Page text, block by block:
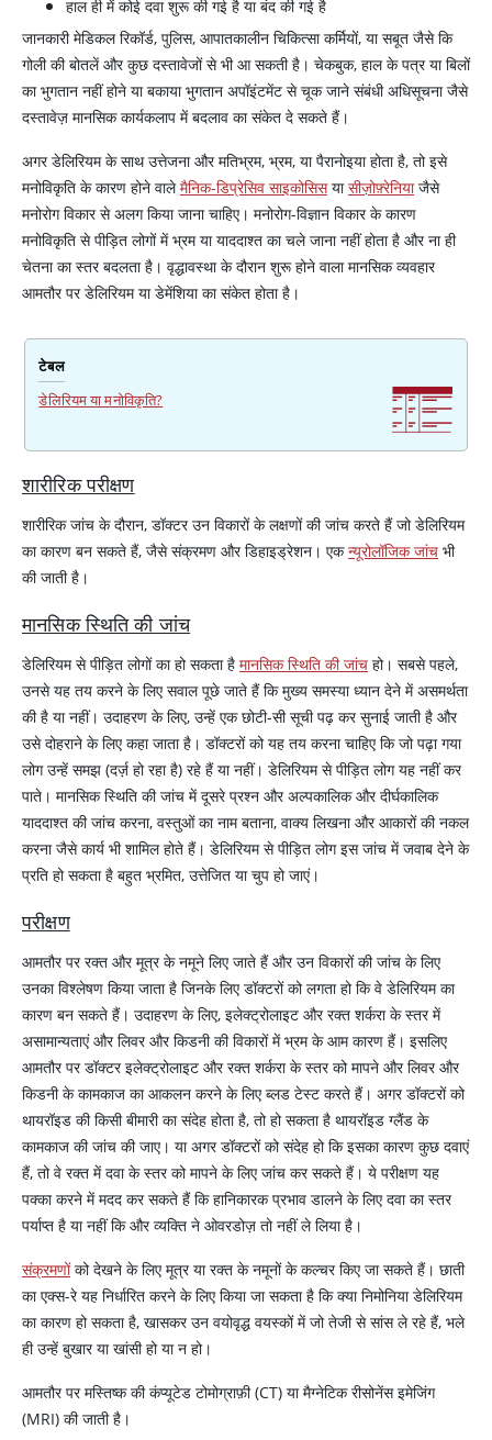
हाल ही में कोई दवा शुरू की गई है या बंद की गई है
जानकारी मेडिकल रिकॉर्ड, पुलिस, आपातकालीन चिकित्सा कर्मियों, या सबूत जैसे कि
गोली की बोतलें और कुछ दस्तावेजों से भी आ सकती है। चेकबुक, हाल के पत्र या बिलों
का भुगतान नहीं होने या बकाया भुगतान अपॉइंटमेंट से चूक जाने संबंधी अधिसूचना जैसे
दस्तावेज़ मानसिक कार्यकलाप में बदलाव का संकेत दे सकते हैं।
अगर डेलिरियम के साथ उत्तेजना और मतिभ्रम, भ्रम, या पैरानोइया होता है, तो इसे
मनोविकृति के कारण होने वालेमैनिक-डिप्रेसिव साइकोसिसयासीज़ोफ़्रेनियाजैसे
मनोरोग विकार से अलग किया जाना चाहिए। मनोरोग-विज्ञान विकार के कारण
मनोविकृति से पीड़ित लोगों में भ्रम या याददाश्त का चले जाना नहीं होता है और ना ही
चेतना का स्तर बदलता है। वृद्धावस्था के दौरान शुरू होने वाला मानसिक व्यवहार
आमतौर पर डेलिरियम या डेमेंशिया का संकेत होता है।
टेबल
डेलिरियम या मनोविकृति?
शारीरिक परीक्षण
शारीरिक जांच के दौरान, डॉक्टर उन विकारों के लक्षणों की जांच करते हैं जो डेलिरियम
का कारण बन सकते हैं, जैसे संक्रमण और डिहाइड्रेशन। एकन्यूरोलॉजिक जांच भी
की जाती है।
मानसिक स्थिति की जांच
डेलिरियम से पीड़ित लोगों का हो सकता है मानसिक स्थिति की जांच हो। सबसे पहले,
उनसे यह तय करने के लिए सवाल पूछे जाते हैं कि मुख्य समस्या ध्यान देने में असमर्थता
की है या नहीं। उदाहरण के लिए, उन्हें एक छोटी-सी सूची पढ़ कर सुनाई जाती है और
उसे दोहराने के लिए कहा जाता है। डॉक्टरों को यह तय करना चाहिए कि जो पढ़ा गया
लोग उन्हें समझ (दर्ज़ हो रहा है) रहे हैं या नहीं। डेलिरियम से पीड़ित लोग यह नहीं कर
पाते। मानसिक स्थिति की जांच में दूसरे प्रश्न और अल्पकालिक और दीर्घकालिक
याददाश्त की जांच करना, वस्तुओं का नाम बताना, वाक्य लिखना और आकारों की नकल
करना जैसे कार्य भी शामिल होते हैं। डेलिरियम से पीड़ित लोग इस जांच में जवाब देने के
प्रति हो सकता है बहुत भ्रमित, उत्तेजित या चुप हो जाएं।
परीक्षण
आमतौर पर रक्त और मूत्र के नमूने लिए जाते हैं और उन विकारों की जांच के लिए
उनका विश्लेषण किया जाता है जिनके लिए डॉक्टरों को लगता हो कि वे डेलिरियम का
कारण बन सकते हैं। उदाहरण के लिए, इलेक्ट्रोलाइट और रक्त शर्करा के स्तर में
असामान्यताएं और लिवर और किडनी की विकारों में भ्रम के आम कारण हैं। इसलिए
आमतौर पर डॉक्टर इलेक्ट्रोलाइट और रक्त शर्करा के स्तर को मापने और लिवर और
किडनी के कामकाज का आकलन करने के लिए ब्लड टेस्ट करते हैं। अगर डॉक्टरों को
थायरॉइड की किसी बीमारी का संदेह होता है, तो हो सकता है थायरॉइड ग्लैंड के
कामकाज की जांच की जाए। या अगर डॉक्टरों को संदेह हो कि इसका कारण कुछ दवाएं
हैं, तो वे रक्त में दवा के स्तर को मापने के लिए जांच कर सकते हैं। ये परीक्षण यह
पक्का करने में मदद कर सकते हैं कि हानिकारक प्रभाव डालने के लिए दवा का स्तर
पर्याप्त है या नहीं कि और व्यक्ति ने ओवरडोज़ तो नहीं ले लिया है।
संक्रमणोंको देखने के लिए मूत्र या रक्त के नमूनों के कल्चर किए जा सकते हैं। छाती
का एक्स-रे यह निर्धारित करने के लिए किया जा सकता है कि क्या निमोनिया डेलिरियम
का कारण हो सकता है, खासकर उन वयोवृद्ध वयस्कों में जो तेजी से सांस ले रहे हैं, भले
ही उन्हें बुखार या खांसी हो या न हो।
आमतौर पर मस्तिष्क की कंप्यूटेड टोमोग्राफ़ी (CT) या मैग्नेटिक रीसोनेंस इमेजिंग
(MRI) की जाती है।